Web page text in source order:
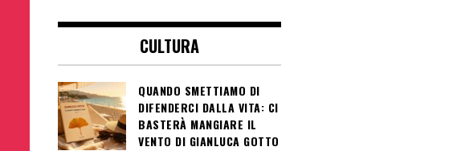
CULTURA
QUANDO SMETTIAMO DI
DIFENDERCI DALLA VITA: CI
BASTERÀ MANGIARE IL
VENTO DI GIANLUCA GOTTO